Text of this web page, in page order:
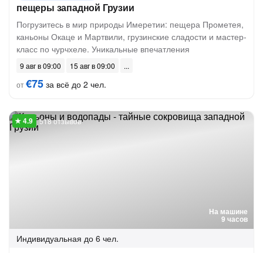
пещеры западной Грузии
Погрузитесь в мир природы Имеретии: пещера Прометея,
каньоны Окаце и Мартвили, грузинские сладости и мастер-
класс по чурчхеле. Уникальные впечатления
9 авг в 09:00
15 авг в 09:00
от€75 за всё до 2 чел.
На машине
9 часов
518 отзывов
Индивидуальная до 6 чел.